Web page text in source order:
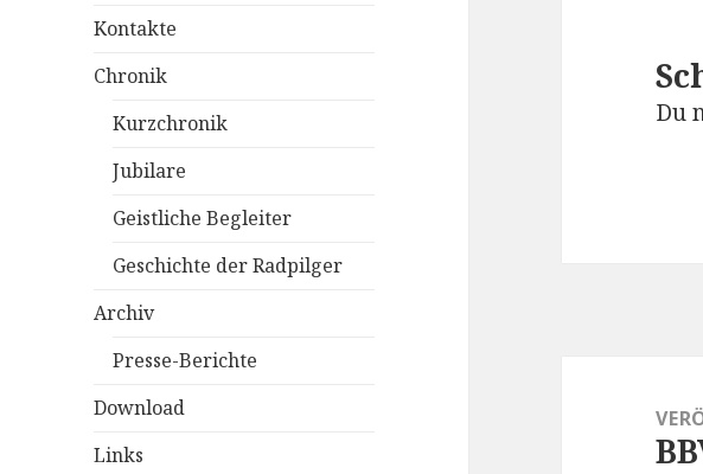
Kontakte
Chronik
Kurzchronik
Jubilare
Geistliche Begleiter
Geschichte der Radpilger
Archiv
Presse-Berichte
Download
Links
Du
Navigation